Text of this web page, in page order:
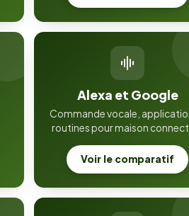
Alexa et Google
Commande vocale,
routines pour maison
Voir le comparatif